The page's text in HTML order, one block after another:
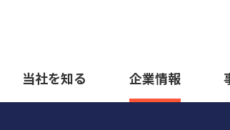
当社を知る 企業情報